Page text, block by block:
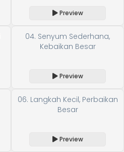
Preview
04. Senyum Sederhana,
Kebaikan Besar
Preview
06. Langkah Kecil, Perbaikan
Besar
Preview